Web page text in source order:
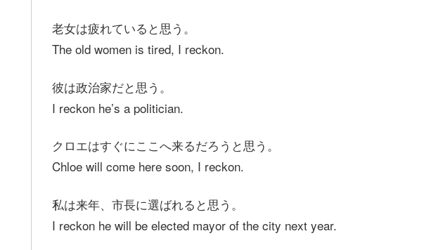
老女は疲れていると思う。
The old women is tired, I reckon.
彼は政治家だと思う。
I reckon he’s a politician.
クロエはすぐにここへ来るだろうと思う。
Chloe will come here soon, I reckon.
私は来年、市長に選ばれると思う。
I reckon he will be elected mayor of the city next year.